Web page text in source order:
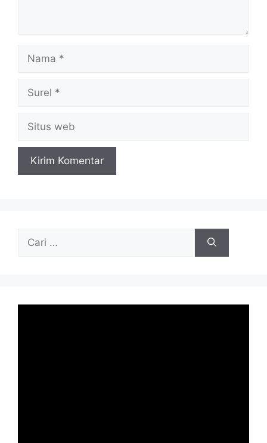
Nama
Surel
Situs
web
Cari